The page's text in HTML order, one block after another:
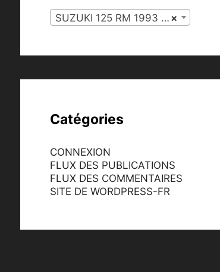
×
SUZUKI 125 RM 1993 (127)
Catégories
CONNEXION
FLUX DES PUBLICATIONS
FLUX DES COMMENTAIRES
SITE DE WORDPRESS-FR